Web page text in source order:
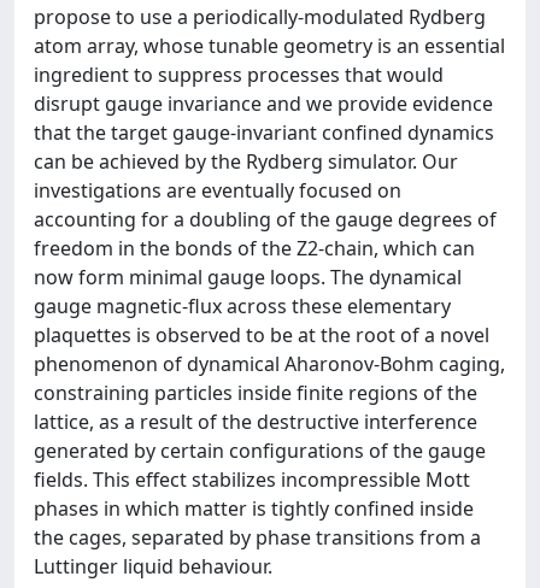
propose to use a periodically-modulated Rydberg
atom array, whose tunable geometry is an essential
ingredient to suppress processes that would
disrupt gauge invariance and we provide evidence
that the target gauge-invariant confined dynamics
can be achieved by the Rydberg simulator. Our
investigations are eventually focused on
accounting for a doubling of the gauge degrees of
freedom in the bonds of the Z2-chain, which can
now form minimal gauge loops. The dynamical
gauge magnetic-flux across these elementary
plaquettes is observed to be at the root of a novel
phenomenon of dynamical Aharonov-Bohm caging,
constraining particles inside finite regions of the
lattice, as a result of the destructive interference
generated by certain configurations of the gauge
fields. This effect stabilizes incompressible Mott
phases in which matter is tightly confined inside
the cages, separated by phase transitions from a
Luttinger liquid behaviour.